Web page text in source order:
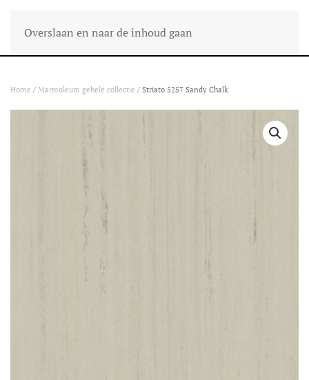
Overslaan en naar de inhoud gaan
Home / Marmoleum gehele collectie / Striato 5257 Sandy Chalk